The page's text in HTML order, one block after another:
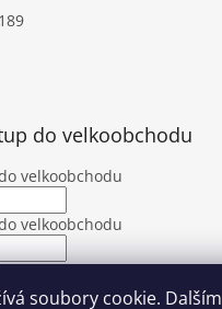
soubory cookie. Dalším
do velkoobchodu
velkoobchodu
velkoobchodu